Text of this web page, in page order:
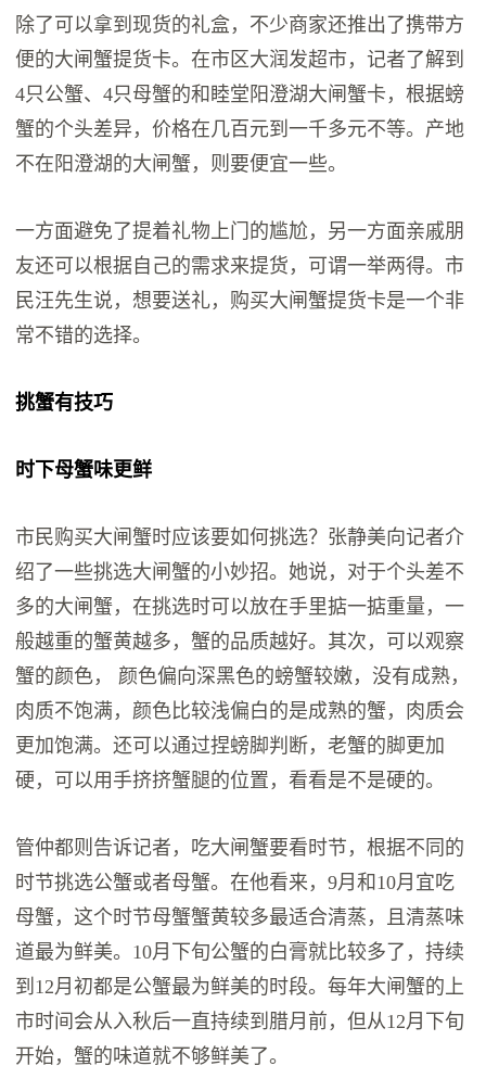
除了可以拿到现货的礼盒，不少商家还推出了携带方
便的大闸蟹提货卡。在市区大润发超市，记者了解到
4只公蟹、4只母蟹的和睦堂阳澄湖大闸蟹卡，根据螃
蟹的个头差异，价格在几百元到一千多元不等。产地
不在阳澄湖的大闸蟹，则要便宜一些。
一方面避免了提着礼物上门的尴尬，另一方面亲戚朋
友还可以根据自己的需求来提货，可谓一举两得。市
民汪先生说，想要送礼，购买大闸蟹提货卡是一个非
常不错的选择。
挑蟹有技巧
时下母蟹味更鲜
市民购买大闸蟹时应该要如何挑选？张静美向记者介
绍了一些挑选大闸蟹的小妙招。她说，对于个头差不
多的大闸蟹，在挑选时可以放在手里掂一掂重量，一
般越重的蟹黄越多，蟹的品质越好。其次，可以观察
蟹的颜色， 颜色偏向深黑色的螃蟹较嫩，没有成熟，
肉质不饱满，颜色比较浅偏白的是成熟的蟹，肉质会
更加饱满。还可以通过捏螃脚判断，老蟹的脚更加
硬，可以用手挤挤蟹腿的位置，看看是不是硬的。
管仲都则告诉记者，吃大闸蟹要看时节，根据不同的
时节挑选公蟹或者母蟹。在他看来，9月和10月宜吃
母蟹，这个时节母蟹蟹黄较多最适合清蒸，且清蒸味
道最为鲜美。10月下旬公蟹的白膏就比较多了，持续
到12月初都是公蟹最为鲜美的时段。每年大闸蟹的上
市时间会从入秋后一直持续到腊月前，但从12月下旬
开始，蟹的味道就不够鲜美了。